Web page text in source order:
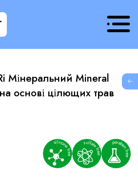
Мінеральний Mineral
основі цілющих трав